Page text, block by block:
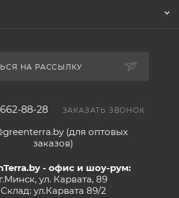
НА РАССЫЛКУ
88-28 ЗАКАЗАТЬ ЗВОНОК
(для оптовых
заказов)
- офис и шоу-рум:
г.Минск, ул. Карвата, 89
Склад: ул.Карвата 89/2